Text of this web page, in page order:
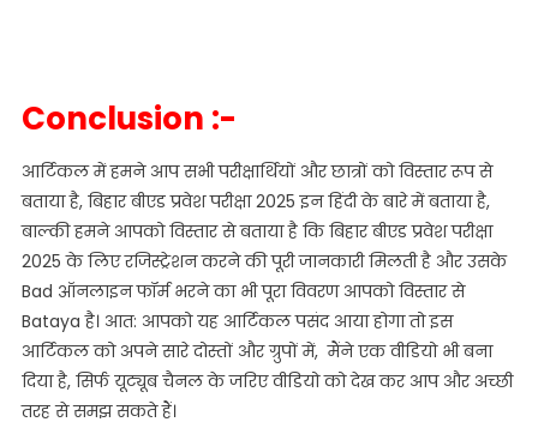
Conclusion :-
आर्टिकल में हमने आप सभी परीक्षार्थियों और छात्रों को विस्तार रूप से
बताया है, बिहार बीएड प्रवेश परीक्षा 2025 इन हिंदी के बारे में बताया है,
बाल्की हमने आपको विस्तार से बताया है कि बिहार बीएड प्रवेश परीक्षा
2025 के लिए रजिस्ट्रेशन करने की पूरी जानकारी मिलती है और उसके
Bad ऑनलाइन फॉर्म भरने का भी पूरा विवरण आपको विस्तार से
Bataya है। आत: आपको यह आर्टिकल पसंद आया होगा तो इस
आर्टिकल को अपने सारे दोस्तों और ग्रुपों में, मैंने एक वीडियो भी बना
दिया है, सिर्फ यूट्यूब चैनल के जरिए वीडियो को देख कर आप और अच्छी
तरह से समझ सकते हैं।